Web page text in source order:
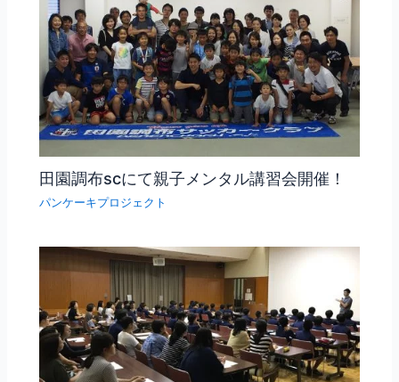
田園調布scにて親子メンタル講習会開催！
パンケーキプロジェクト